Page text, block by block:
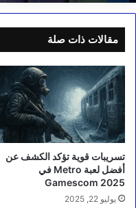
مقالات ذات صلة
تسريبات قوية تؤكد الكشف عن
أفضل لعبة Metro في
Gamescom 2025
يوليو 22, 2025